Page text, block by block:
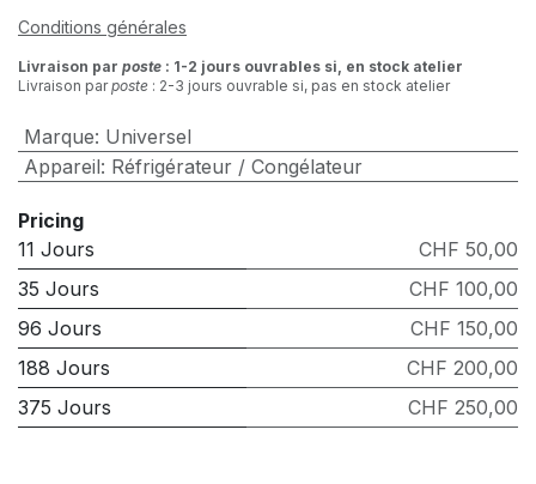
Conditions générales
Livraison par poste : 1-2 jours ouvrables si, en stock atelier
Livraison parposte : 2-3 jours ouvrable si, pas en stock atelier
Marque: Universel
Appareil: Réfrigérateur / Congélateur
Pricing
11 Jours
CHF 50,00
35 Jours
CHF 100,00
96 Jours
CHF 150,00
188 Jours
CHF 200,00
375 Jours
CHF 250,00